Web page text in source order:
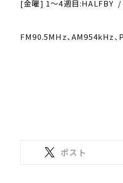
[金曜] 1～4週目:HALFBY /
FM90.5MHz、AM954kHz
ポスト